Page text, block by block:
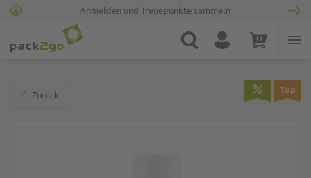
Anmelden und Treuepunkte sammeln
Suche Konto Warenkorb
Zurück Top